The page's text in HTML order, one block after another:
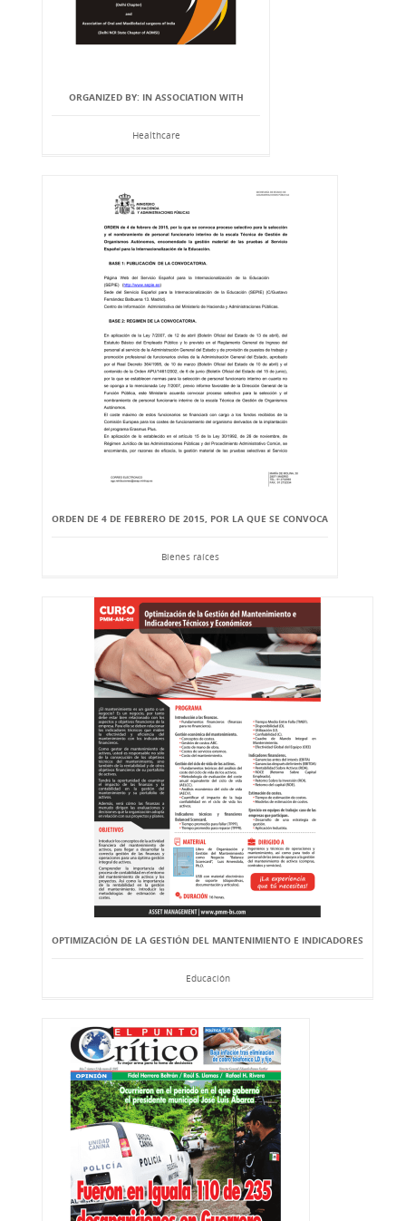
ORGANIZED BY: IN ASSOCIATION WITH
Healthcare
ORDEN DE 4 DE FEBRERO DE 2015, POR LA QUE SE CONVOCA
Bienes raíces
OPTIMIZACIÓN DE LA GESTIÓN DEL MANTENIMIENTO E INDICADORES
Educación